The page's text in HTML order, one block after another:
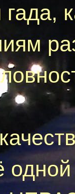
гада,